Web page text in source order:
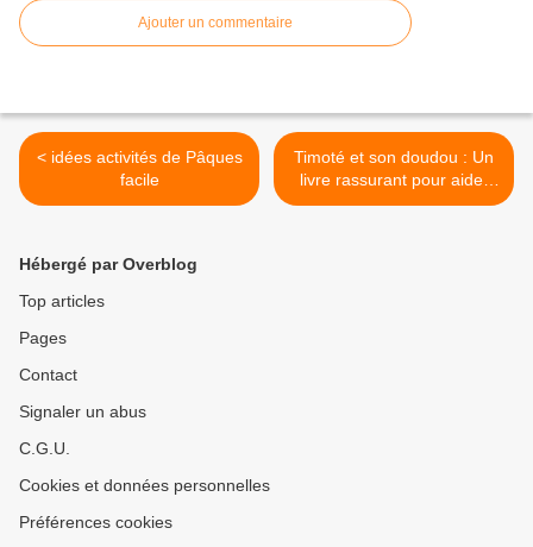
Ajouter un commentaire
< idées activités de Pâques
facile
Timoté et son doudou : Un
livre rassurant pour aider
les enfants à surmonter la
Hébergé par Overblog
Top articles
Pages
Contact
Signaler un abus
C.G.U.
Cookies et données personnelles
Préférences cookies